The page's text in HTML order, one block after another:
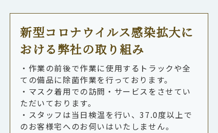
新型コロナウイルス感染拡大に
おける弊社の取り組み
・作業の前後で作業に使用するトラックや全
ての備品に除菌作業を行っております。
・マスク着用での訪問・サービスをさせてい
ただいております。
・スタッフは当日検温を行い、37.0度以上で
のお客様宅へのお伺いはいたしません。